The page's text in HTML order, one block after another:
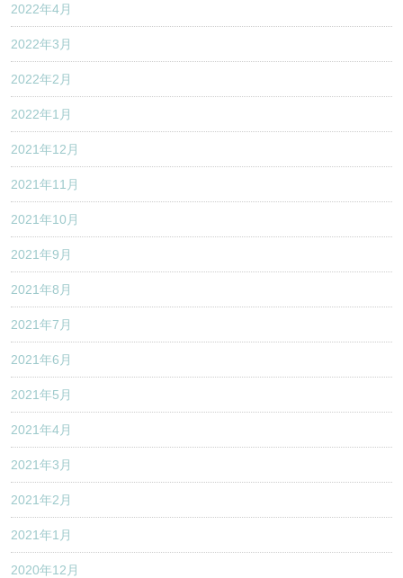
2022年4月
2022年3月
2022年2月
2022年1月
2021年12月
2021年11月
2021年10月
2021年9月
2021年8月
2021年7月
2021年6月
2021年5月
2021年4月
2021年3月
2021年2月
2021年1月
2020年12月